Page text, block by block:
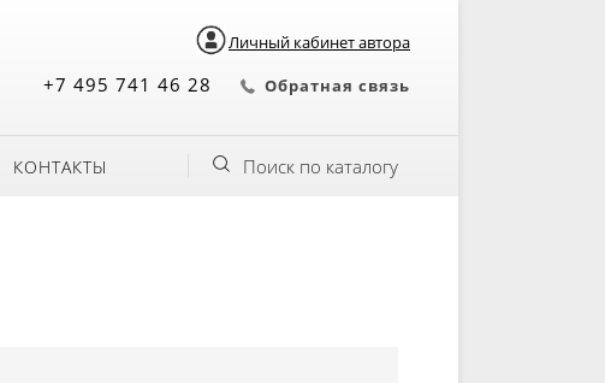
Личный кабинет автора
+7 495 741 46 28 Обратная связь
КОНТАКТЫ Поиск по каталогу